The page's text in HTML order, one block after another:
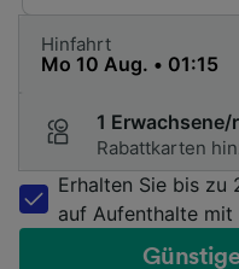
Hinfahrt
1
Rabattkarten
Erhalten Sie bis zu
auf Aufenthalte mit